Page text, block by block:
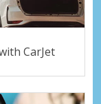
CarJet